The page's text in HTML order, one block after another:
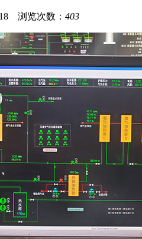
浏览次数： 403